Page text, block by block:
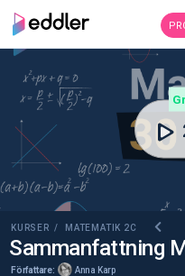
KURSER / MATEMATIK 2C
Sammanfattning
Författare: Anna Karp